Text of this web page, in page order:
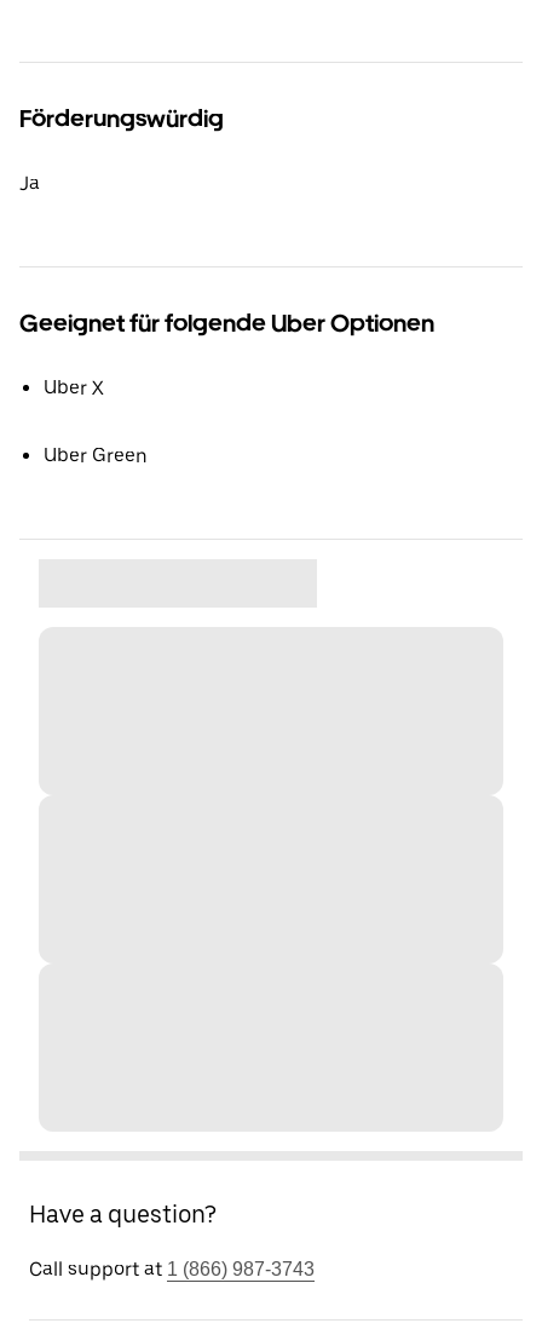
Förderungswürdig
Ja
Geeignet für folgende Uber Optionen
Uber X
Uber Green
Have a question?
Call support at 1 (866) 987-3743